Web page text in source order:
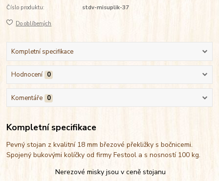
Číslo produktu: stdv-misuplik-37
Do oblíbených
Kompletní specifikace
Hodnocení 0
Komentáře 0
Kompletní specifikace
Pevný stojan z kvalitní 18 mm březové překližky s bočnicemi.
Spojený bukovými kolíčky od firmy Festool a s nosností 100 kg.
Nerezové misky jsou v ceně stojanu